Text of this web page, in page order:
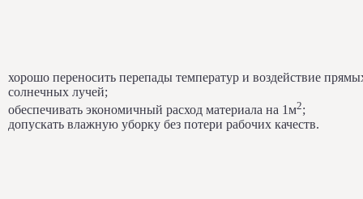
хорошо переносить перепады температур и воздействие
солнечных лучей;
обеспечивать экономичный расход материала на 1м2;
допускать влажную уборку без потери рабочих качеств.